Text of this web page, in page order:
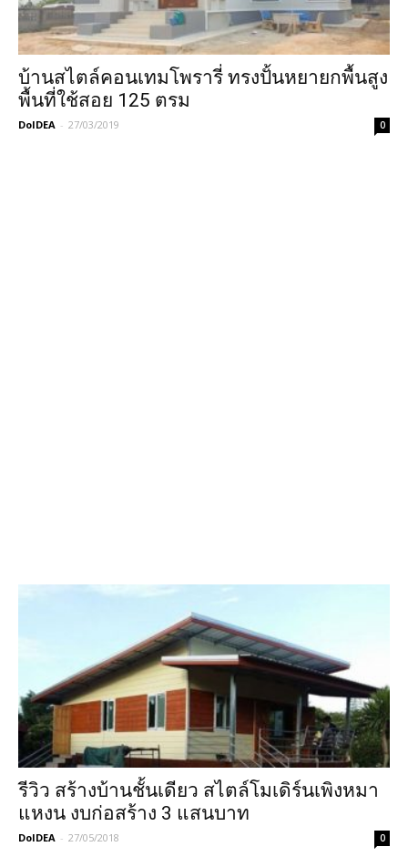
บ้านสไตล์คอนเทมโพรารี่ ทรงปั้นหยายกพื้นสูง
พื้นที่ใช้สอย 125 ตรม
DoIDEA - 27/03/2019 0
รีวิว สร้างบ้านชั้นเดียว สไตล์โมเดิร์นเพิงหมา
แหงน งบก่อสร้าง 3 แสนบาท
DoIDEA - 27/05/2018 0